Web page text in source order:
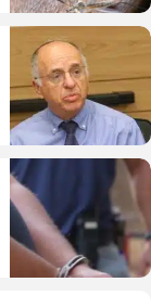
בריאות
פוליטי